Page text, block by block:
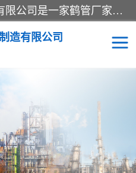
连云港众邦石化设备制造有限公司是一家鹤管厂家主营：鹤管、装车鹤管等，是致力于石油、石化等流体装卸设备(主要产品如鹤管、输油臂、脱缆钩等)的咨询、设计、制造、检测、安装指导、系统调试、维修维护等业务的公司。
造有限公司
顶部装卸鹤管
LNG低温鹤管
液化气鹤管